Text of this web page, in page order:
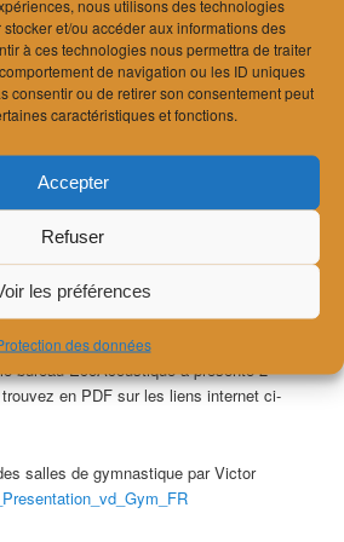
nous utilisons des technologies
et/ou accéder aux informations des
à ces technologies nous permettra de traiter
de navigation ou les ID uniques
consentir ou de retirer son consentement peut
caractéristiques et fonctions.
Accepter
Refuser
les préférences
des données
a organisé pour la Société suisse
) une journée de séminaires qui a eu lieu
journée était l’acoustiques des
différentes conférences ont été
Une partie de ces conférences a
centre sportif de Malley (Vaudoise
visite guidée a été réalisée sur place
du bureau Pont12.
bureau EcoAcoustique a présenté 2
en PDF sur les liens internet ci-
salles de gymnastique par Victor